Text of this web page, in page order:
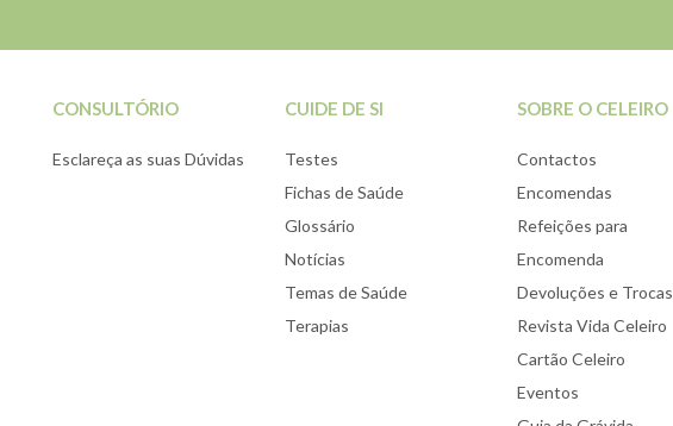
CONSULTÓRIO
Esclareça as suas Dúvidas
CUIDE DE SI
Testes
Fichas de Saúde
Glossário
Notícias
Temas de Saúde
Terapias
SOBRE O CELEIRO
Contactos
Encomendas
Refeições para
Encomenda
Devoluções e Trocas
Revista Vida Celeiro
Cartão Celeiro
Eventos